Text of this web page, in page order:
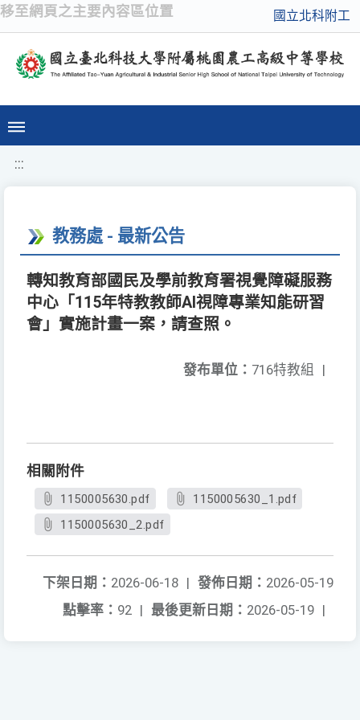
移至網頁之主要內容區位置 國立北科附工
:::
教務處 - 最新公告
轉知教育部國民及學前教育署視覺障礙服務
中心「115年特教教師AI視障專業知能研習
會」實施計畫一案，請查照。
發布單位： 716特教組 |
相關附件
1150005630.pdf
1150005630_1.pdf
1150005630_2.pdf
發佈日期： 2026-05-19
下架日期： 2026-06-18 |
最後更新日期： 2026-05-19 |
點擊率： 92 |